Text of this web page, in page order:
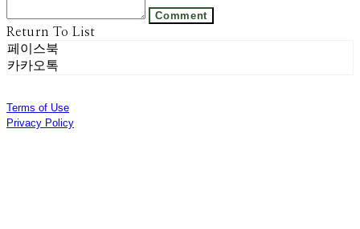
Comment
Return To List
페이스북
카카오톡
Terms of Use
Privacy Policy